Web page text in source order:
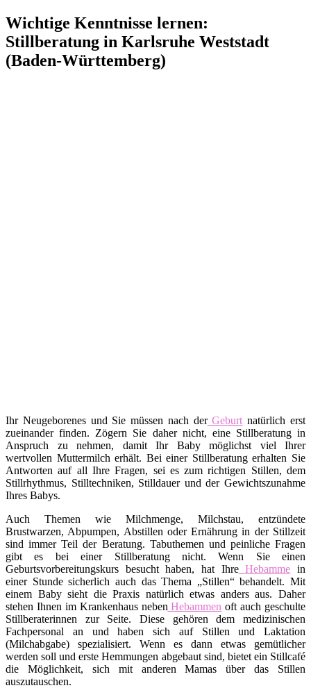
Wichtige Kenntnisse lernen:
Stillberatung in Karlsruhe Weststadt
(Baden-Württemberg)
Ihr Neugeborenes und Sie müssen nach derGeburt natürlich erst
zueinander finden. Zögern Sie daher nicht, eine Stillberatung in
Anspruch zu nehmen, damit Ihr Baby möglichst viel Ihrer
wertvollen Muttermilch erhält. Bei einer Stillberatung erhalten Sie
Antworten auf all Ihre Fragen, sei es zum richtigen Stillen, dem
Stillrhythmus, Stilltechniken, Stilldauer und der Gewichtszunahme
Ihres Babys.
Auch Themen wie Milchmenge, Milchstau, entzündete
Brustwarzen, Abpumpen, Abstillen oder Ernährung in der Stillzeit
sind immer Teil der Beratung. Tabuthemen und peinliche Fragen
gibt es bei einer Stillberatung nicht. Wenn Sie einen
Geburtsvorbereitungskurs besucht haben, hat IhreHebamme in
einer Stunde sicherlich auch das Thema „Stillen“ behandelt. Mit
einem Baby sieht die Praxis natürlich etwas anders aus. Daher
stehen Ihnen im Krankenhaus neben Hebammen oft auch geschulte
Stillberaterinnen zur Seite. Diese gehören dem medizinischen
Fachpersonal an und haben sich auf Stillen und Laktation
(Milchabgabe) spezialisiert. Wenn es dann etwas gemütlicher
werden soll und erste Hemmungen abgebaut sind, bietet ein Stillcafé
die Möglichkeit, sich mit anderen Mamas über das Stillen
auszutauschen.